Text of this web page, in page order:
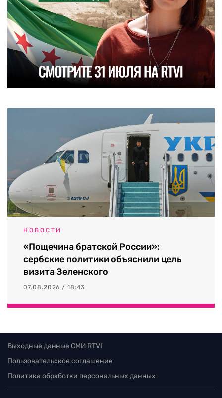
НОВОСТИ
«Пощечина братской России»:
сербские политики объяснили цель
визита Зеленского
07.08.2026 / 18:43
Выходные данные СМИ RTVI
Пользовательское соглашение
Политика обработки персональных данных